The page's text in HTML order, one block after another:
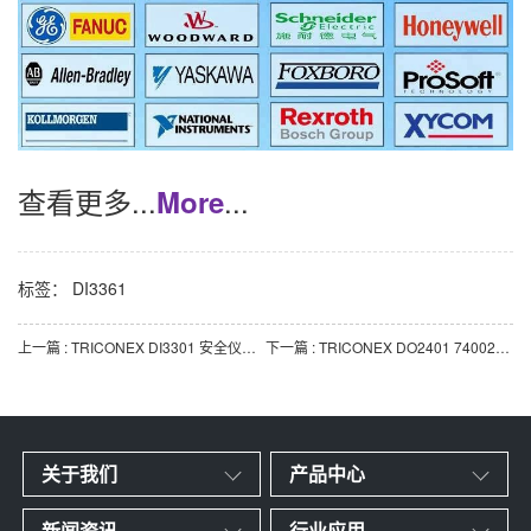
查看更多...More...
标签： DI3361
上一篇 : TRICONEX DI3301 安全仪表系统（SIS）数字输入模块 下一篇 : TRICONEX DO2401 7400209-030 三重模件冗余（TMR）数字输出模块
关于我们 产品中心